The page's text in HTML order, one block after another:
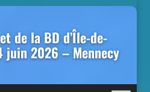
de la BD d’Île-de-
juin 2026 – Mennecy